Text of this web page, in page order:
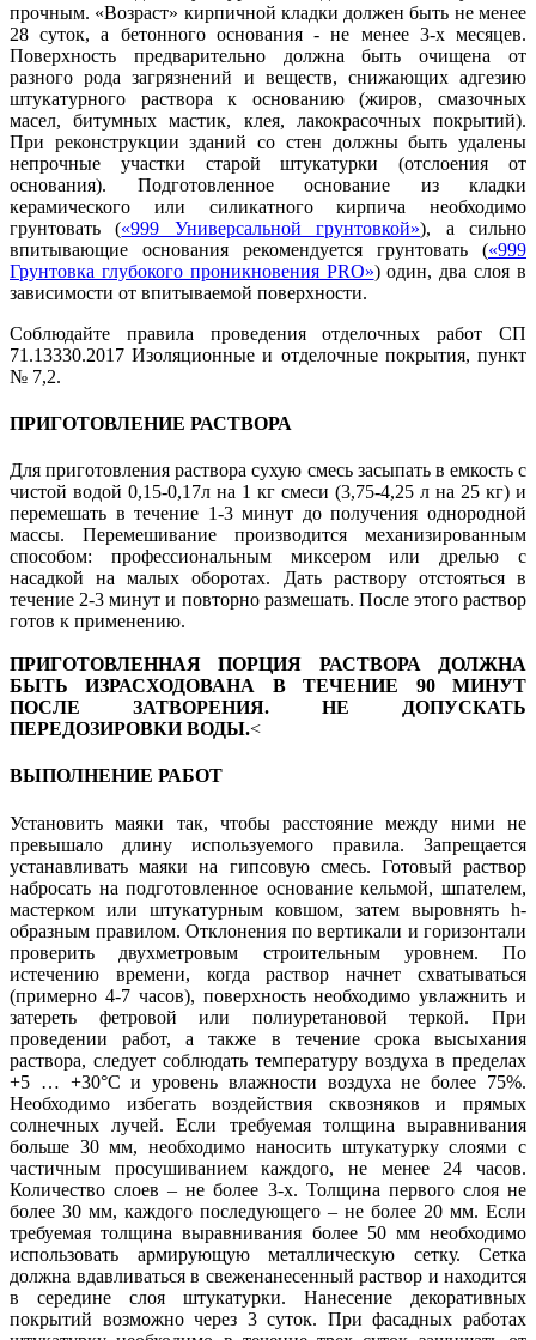
прочным. «Возраст» кирпичной кладки должен быть не менее
28 суток, а бетонного основания - не менее 3-х месяцев.
Поверхность предварительно должна быть очищена от
разного рода загрязнений и веществ, снижающих адгезию
штукатурного раствора к основанию (жиров, смазочных
масел, битумных мастик, клея, лакокрасочных покрытий).
При реконструкции зданий со стен должны быть удалены
непрочные участки старой штукатурки (отслоения от
основания). Подготовленное основание из кладки
керамического или силикатного кирпича необходимо
грунтовать («999 Универсальной грунтовкой»), а сильно
впитывающие основания рекомендуется грунтовать («999
Грунтовка глубокого проникновения PRO») один, два слоя в
зависимости от впитываемой поверхности.
Соблюдайте правила проведения отделочных работ СП
71.13330.2017 Изоляционные и отделочные покрытия, пункт
№ 7,2.
ПРИГОТОВЛЕНИЕ РАСТВОРА
Для приготовления раствора сухую смесь засыпать в емкость с
чистой водой 0,15-0,17л на 1 кг смеси (3,75-4,25 л на 25 кг) и
перемешать в течение 1-3 минут до получения однородной
массы. Перемешивание производится механизированным
способом: профессиональным миксером или дрелью с
насадкой на малых оборотах. Дать раствору отстояться в
течение 2-3 минут и повторно размешать. После этого раствор
готов к применению.
ПРИГОТОВЛЕННАЯ ПОРЦИЯ РАСТВОРА ДОЛЖНА
БЫТЬ ИЗРАСХОДОВАНА В ТЕЧЕНИЕ 90 МИНУТ
ПОСЛЕ ЗАТВОРЕНИЯ. НЕ ДОПУСКАТЬ
ПЕРЕДОЗИРОВКИ ВОДЫ.<
ВЫПОЛНЕНИЕ РАБОТ
Установить маяки так, чтобы расстояние между ними не
превышало длину используемого правила. Запрещается
устанавливать маяки на гипсовую смесь. Готовый раствор
набросать на подготовленное основание кельмой, шпателем,
мастерком или штукатурным ковшом, затем выровнять h-
образным правилом. Отклонения по вертикали и горизонтали
проверить двухметровым строительным уровнем. По
истечению времени, когда раствор начнет схватываться
(примерно 4-7 часов), поверхность необходимо увлажнить и
затереть фетровой или полиуретановой теркой. При
проведении работ, а также в течение срока высыхания
раствора, следует соблюдать температуру воздуха в пределах
+5 … +30°С и уровень влажности воздуха не более 75%.
Необходимо избегать воздействия сквозняков и прямых
солнечных лучей. Если требуемая толщина выравнивания
больше 30 мм, необходимо наносить штукатурку слоями с
частичным просушиванием каждого, не менее 24 часов.
Количество слоев – не более 3-х. Толщина первого слоя не
более 30 мм, каждого последующего – не более 20 мм. Если
требуемая толщина выравнивания более 50 мм необходимо
использовать армирующую металлическую сетку. Сетка
должна вдавливаться в свеженанесенный раствор и находится
в середине слоя штукатурки. Нанесение декоративных
покрытий возможно через 3 суток. При фасадных работах